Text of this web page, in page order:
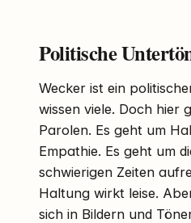
Politische
Wecker ist ein
wissen viele. Doch hier
Parolen. Es geht um
Empathie. Es geht um
schwierigen Zeiten
Haltung wirkt leise.
sich in Bildern und